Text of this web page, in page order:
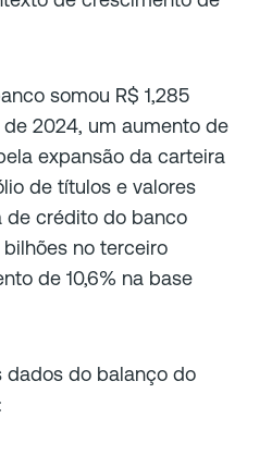
somou R$ 1,285
2024, um aumento de
expansão da carteira
de títulos e valores
de crédito do banco
no terceiro
de 10,6% na base
dados do balanço do